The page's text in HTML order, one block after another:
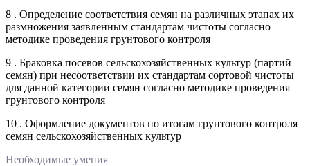
8 . Определение соответствия семян на различных этапах их
размножения заявленным стандартам чистоты согласно
методике проведения грунтового контроля
9 . Браковка посевов сельскохозяйственных культур (партий
семян) при несоответствии их стандартам сортовой чистоты
для данной категории семян согласно методике проведения
грунтового контроля
10 . Оформление документов по итогам грунтового контроля
семян сельскохозяйственных культур
Необходимые умения